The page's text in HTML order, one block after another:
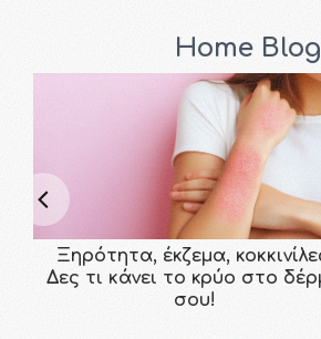
Home Blog
Ξηρότητα, έκζεμα,
Δες τι κάνει το κρύο στο
σου!